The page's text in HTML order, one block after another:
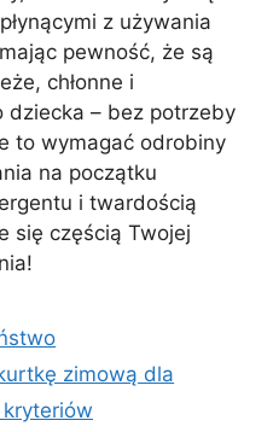
z używania
pewność, że są
chłonne i
dziecka – bez potrzeby
to wymagać odrobiny
na początku
i twardością
się częścią Twojej
zimową dla